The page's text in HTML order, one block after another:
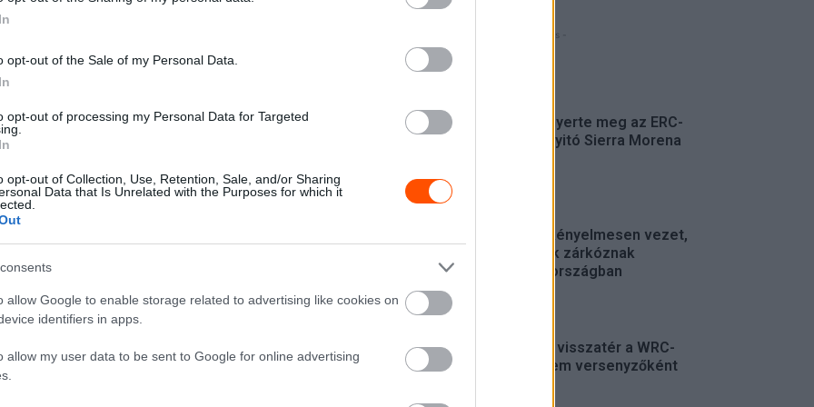
opt-out of the Sale of my Personal Data.
opt-out of processing my Personal Data for Targeted
opt-out of Collection, Use, Retention, Sale, and/or Sharing
Data that Is Unrelated with the Purposes for which it
allow Google to enable storage related to advertising like cookies on
identifiers in apps.
allow my user data to be sent to Google for online advertising
Rally, így nehéz helyzetbe került a vb-címért
teljesen harmadik címéről.
került a Japán Rallyn, miután megsérült Toyotája
a versenyt folytatni és végül a hatodik helyig tudott
helyen záró Elfyn Evans és 21-re a győzelmet
Rally lesz az utolsó futama a WRC-ben, mivel
még nem mondott le teljesen a harmadik vb-címről.
- Hirdetés -
FRISS
Suárez nyerte meg az ERC-
szezonnyitó Sierra Morena
Suárez kényelmesen vezet,
Németék zárkóznak
Spanyolországban
Munster visszatér a WRC-
be, de nem versenyzőként